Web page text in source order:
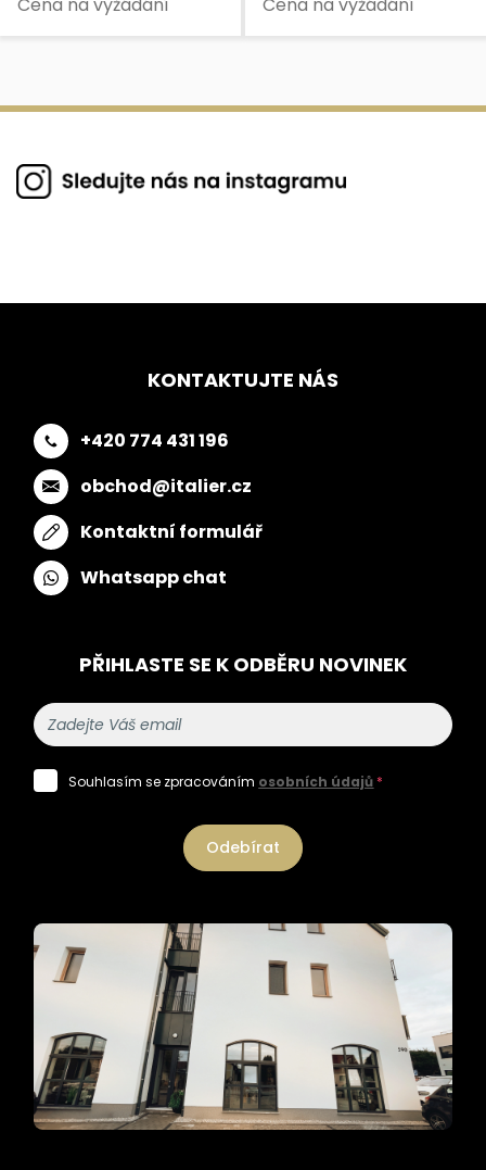
KONTAKTUJTE NÁS
+420 774 431 196
obchod@italier.cz
Kontaktní formulář
Whatsapp chat
PŘIHLASTE SE K ODBĚRU NOVINEK
Souhlasím se zpracováním osobních údajů *
Odebírat